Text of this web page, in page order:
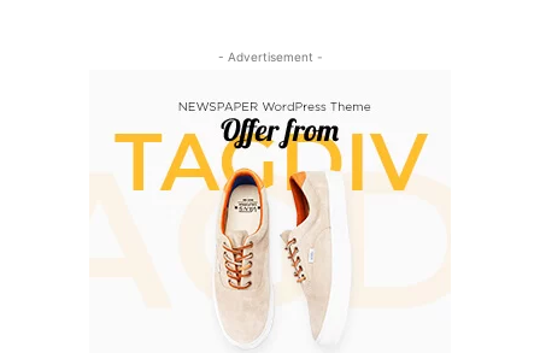
- Advertisement -